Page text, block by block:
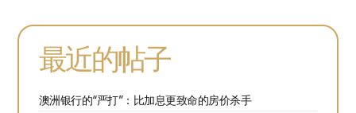
最近的帖子
澳洲银行的“严打”：比加息更致命的房价杀手